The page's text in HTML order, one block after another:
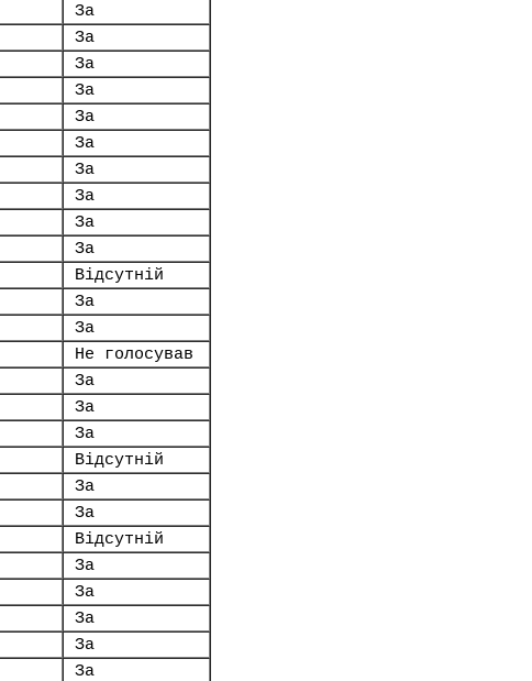
За
За
За
За
За
За
За
За
За
За
Відсутній
За
За
Не голосував
За
За
За
Відсутній
За
За
Відсутній
За
За
За
За
За